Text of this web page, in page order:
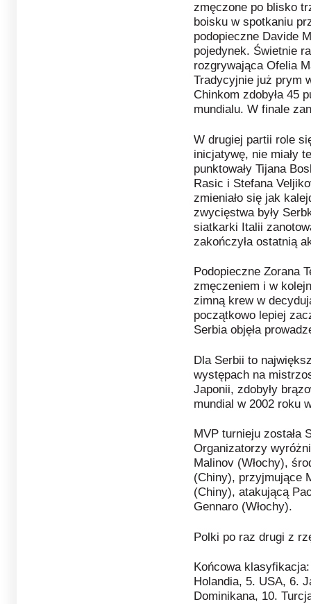
zmęczone po blisko
boisku w spotkaniu
podopieczne Davide
pojedynek. Świetnie
rozgrywająca Ofelia
Tradycyjnie już prym
Chinkom zdobyła 45
mundialu. W finale
W drugiej partii role
inicjatywę, nie miały
punktowały Tijana
Rasic i Stefana
zmieniało się jak
zwycięstwa były
siatkarki Italii
zakończyła ostatnią
Podopieczne Zorana
zmęczeniem i w
zimną krew w
początkowo lepiej
Serbia objęła
Dla Serbii to
występach na
Japonii, zdobyły
mundial w 2002 roku
MVP turnieju została
Organizatorzy
Malinov (Włochy),
(Chiny), przyjmujące
(Chiny), atakującą
Gennaro (Włochy).
Polki po raz drugi z
Końcowa
Holandia, 5. USA, 6.
Dominikana, 10.